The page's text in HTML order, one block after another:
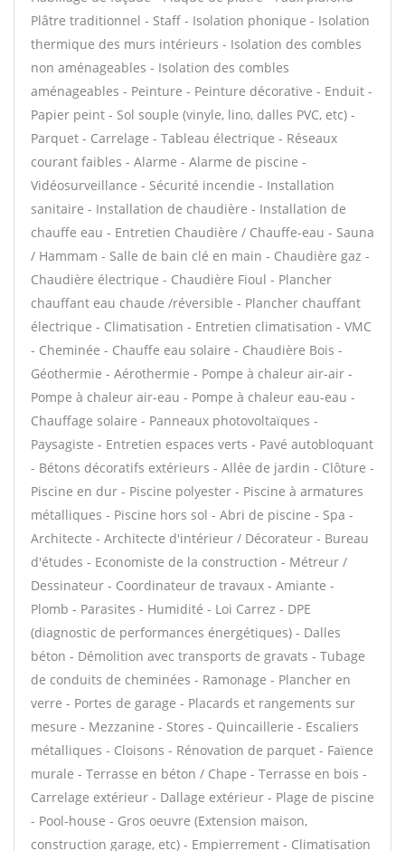
Plâtre traditionnel - Staff - Isolation phonique - Isolation
thermique des murs intérieurs - Isolation des combles
non aménageables - Isolation des combles
aménageables - Peinture - Peinture décorative - Enduit -
Papier peint - Sol souple (vinyle, lino, dalles PVC, etc) -
Parquet - Carrelage - Tableau électrique - Réseaux
courant faibles - Alarme - Alarme de piscine -
Vidéosurveillance - Sécurité incendie - Installation
sanitaire - Installation de chaudière - Installation de
chauffe eau - Entretien Chaudière / Chauffe-eau - Sauna
/ Hammam - Salle de bain clé en main - Chaudière gaz -
Chaudière électrique - Chaudière Fioul - Plancher
chauffant eau chaude /réversible - Plancher chauffant
électrique - Climatisation - Entretien climatisation - VMC
- Cheminée - Chauffe eau solaire - Chaudière Bois -
Géothermie - Aérothermie - Pompe à chaleur air-air -
Pompe à chaleur air-eau - Pompe à chaleur eau-eau -
Chauffage solaire - Panneaux photovoltaïques -
Paysagiste - Entretien espaces verts - Pavé autobloquant
- Bétons décoratifs extérieurs - Allée de jardin - Clôture -
Piscine en dur - Piscine polyester - Piscine à armatures
métalliques - Piscine hors sol - Abri de piscine - Spa -
Architecte - Architecte d'intérieur / Décorateur - Bureau
d'études - Economiste de la construction - Métreur /
Dessinateur - Coordinateur de travaux - Amiante -
Plomb - Parasites - Humidité - Loi Carrez - DPE
(diagnostic de performances énergétiques) - Dalles
béton - Démolition avec transports de gravats - Tubage
de conduits de cheminées - Ramonage - Plancher en
verre - Portes de garage - Placards et rangements sur
mesure - Mezzanine - Stores - Quincaillerie - Escaliers
métalliques - Cloisons - Rénovation de parquet - Faïence
murale - Terrasse en béton / Chape - Terrasse en bois -
Carrelage extérieur - Dallage extérieur - Plage de piscine
- Pool-house - Gros oeuvre (Extension maison,
construction garage, etc) - Empierrement - Climatisation